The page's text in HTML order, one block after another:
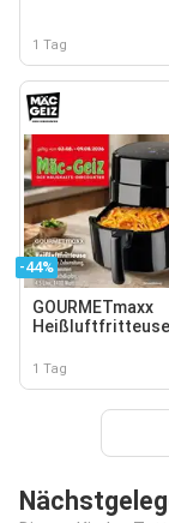
1 Tag
-44%
GOURMETmaxx
Heißluftfritteuse
1 Tag